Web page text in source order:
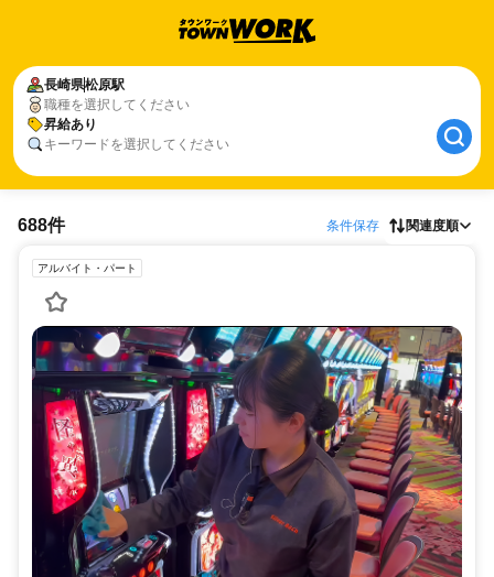
長崎県松原駅
職種を選択してください
昇給あり
キーワードを選択してください
688件 条件保存 関連度順
アルバイト・パート